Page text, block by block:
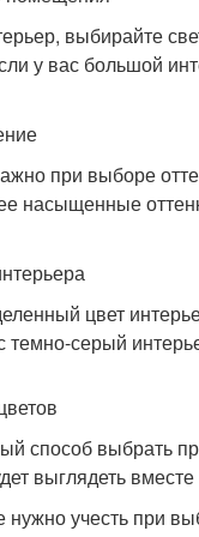
выбирайте
у вас большой
при выборе
насыщенные
цвет
серый
способ выбрать
выглядеть
учесть при